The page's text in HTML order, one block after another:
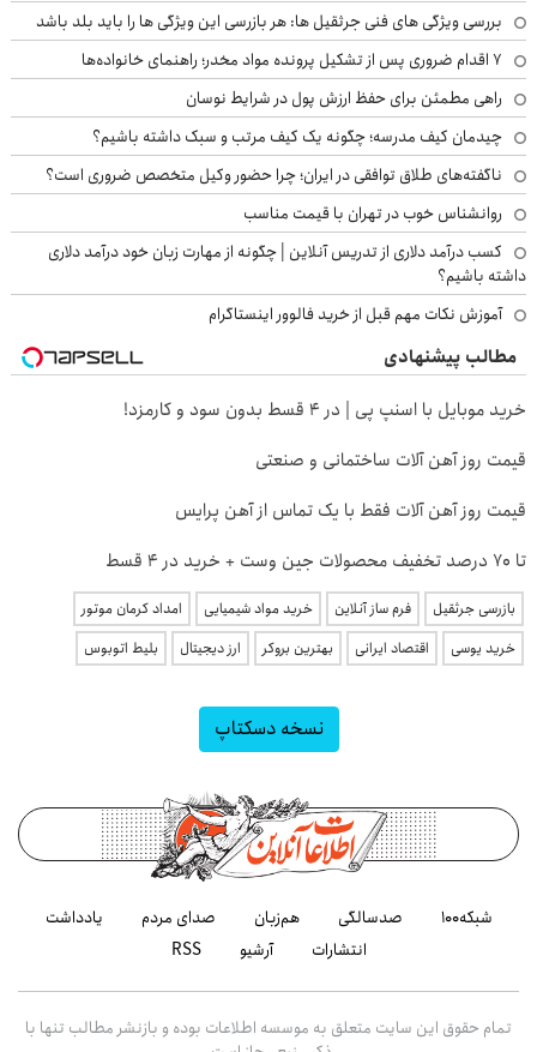
بررسی ویژگی های فنی جرثقیل ها: هر بازرسی این ویژگی ها را باید بلد باشد
۷ اقدام ضروری پس از تشکیل پرونده مواد مخدر؛ راهنمای خانواده‌ها
راهی مطمئن برای حفظ ارزش پول در شرایط نوسان
چیدمان کیف مدرسه؛ چگونه یک کیف مرتب و سبک داشته باشیم؟
ناگفته‌های طلاق توافقی در ایران؛ چرا حضور وکیل متخصص ضروری است؟
روانشناس خوب در تهران با قیمت مناسب
کسب درآمد دلاری از تدریس آنلاین | چگونه از مهارت زبان خود درآمد دلاری
داشته باشیم؟
آموزش نکات مهم قبل از خرید فالوور اینستاگرام
مطالب پیشنهادی
خرید موبایل با اسنپ پی | در ۴ قسط بدون سود و کارمزد!
قیمت روز آهن آلات ساختمانی و صنعتی
قیمت روز آهن آلات فقط با یک تماس از آهن پرایس
تا 70 درصد تخفیف محصولات جین وست + خرید در 4 قسط
بازرسی جرثقیل فرم ساز آنلاین خرید مواد شیمیایی
امداد کرمان موتور
خرید یوسی
اقتصاد ایرانی بهترین بروکر ارز دیجیتال بلیط اتوبوس
نسخه دسکتاپ
شبکه۱۰۰ صدسالگی هم‌زبان صدای مردم
یادداشت
انتشارات
آرشیو RSS
تمام حقوق این سایت متعلق به موسسه اطلاعات بوده و بازنشر مطالب تنها با